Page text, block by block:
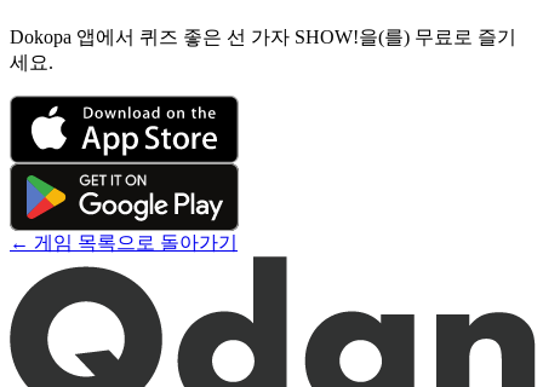
Dokopa 앱에서 퀴즈 좋은 선 가자 SHOW!을(를) 무료로 즐기
세요.
← 게임 목록으로 돌아가기